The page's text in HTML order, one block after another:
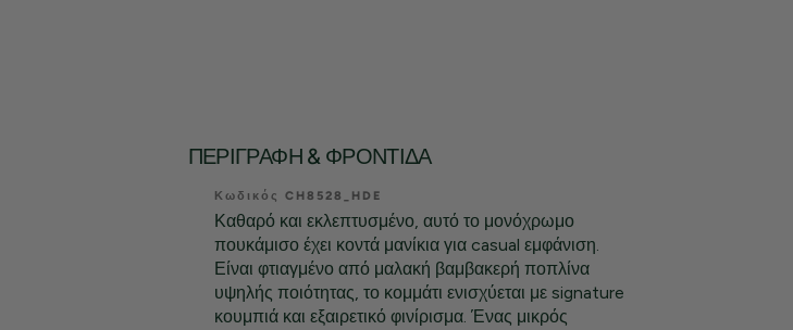
ΠΕΡΙΓΡΑΦΉ & ΦΡΟΝΤΊΔΑ
Κωδικός CH8528_HDE
Καθαρό και εκλεπτυσμένο, αυτό το μονόχρωμο
πουκάμισο έχει κοντά μανίκια για casual εμφάνιση.
Είναι φτιαγμένο από μαλακή βαμβακερή ποπλίνα
υψηλής ποιότητας, το κομμάτι ενισχύεται με signature
κουμπιά και εξαιρετικό φινίρισμα. Ένας μικρός